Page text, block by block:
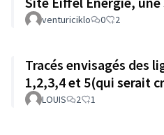
venturiciklo 0 2
Tracés envisagés des
1,2,3,4 et 5(qui serait
LOUIS 2 1